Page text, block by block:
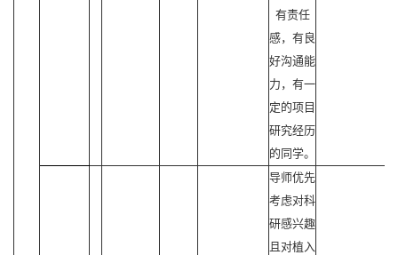
有责任
感，有良
好沟通能
力，有一
定的项目
研究经历
的同学。
导师优先
考虑对科
研感兴趣
且对植入